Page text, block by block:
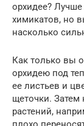
орхидее? Лучше
химикатов, но
насколько
Как только вы
орхидею под
ее листьев и
щеточки. Затем
растений,